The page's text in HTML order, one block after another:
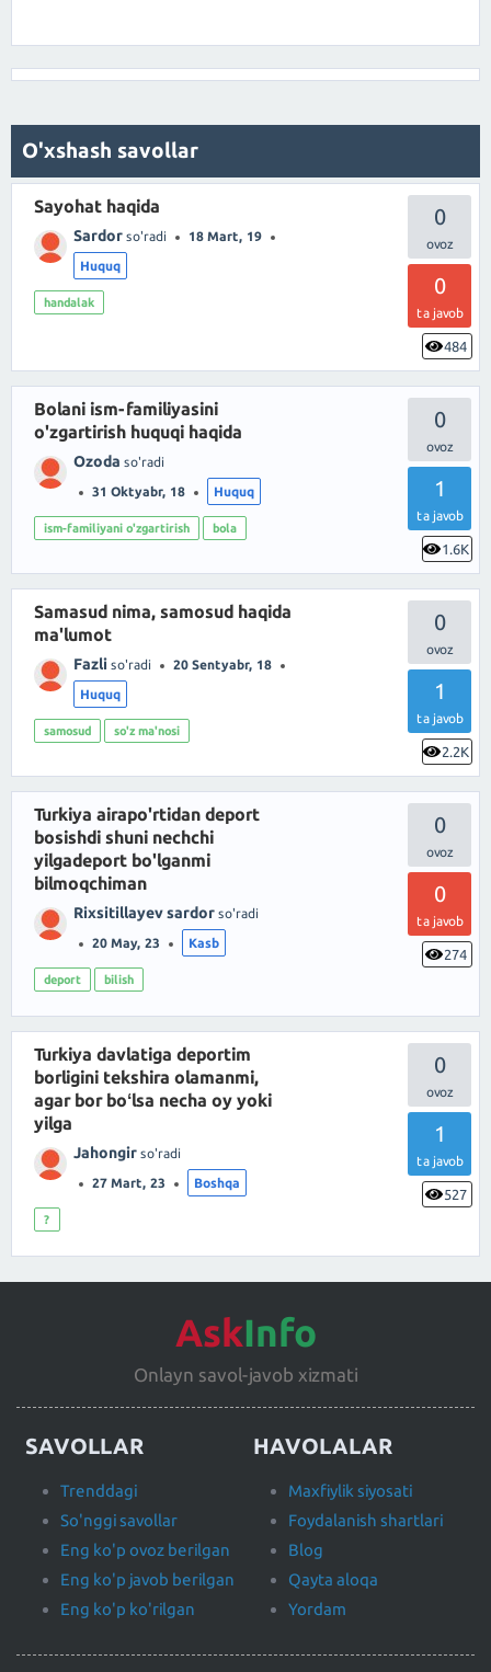
O'xshash savollar
0
0
ta javob
484
Sayohat haqida
Sardor so'radi 18 Mart, 19
Huquq
handalak
0
1
ta javob
1.6K
Bolani ism-familiyasini
o'zgartirish huquqi haqida
Ozoda so'radi
31 Oktyabr, 18 Huquq
ism-familiyani o'zgartirish bola
0
1
ta javob
2.2K
Samasud nima, samosud haqida
ma'lumot
Fazli so'radi 20 Sentyabr, 18
Huquq
samosud so'z ma'nosi
0
0
ta javob
274
Turkiya airapo'rtidan deport
bosishdi shuni nechchi
yilgadeport bo'lganmi
bilmoqchiman
Rixsitillayev sardor so'radi
20 May, 23 Kasb
deport bilish
0
1
ta javob
527
Turkiya davlatiga deportim
borligini tekshira olamanmi,
agar bor boʻlsa necha oy yoki
yilga
Jahongir so'radi
27 Mart, 23 Boshqa
?
AskInfo
Onlayn savol-javob xizmati
SAVOLLAR
Trenddagi
So'nggi savollar
Eng ko'p ovoz berilgan
Eng ko'p javob berilgan
Eng ko'p ko'rilgan
HAVOLALAR
Maxfiylik siyosati
Foydalanish shartlari
Blog
Qayta aloqa
Yordam